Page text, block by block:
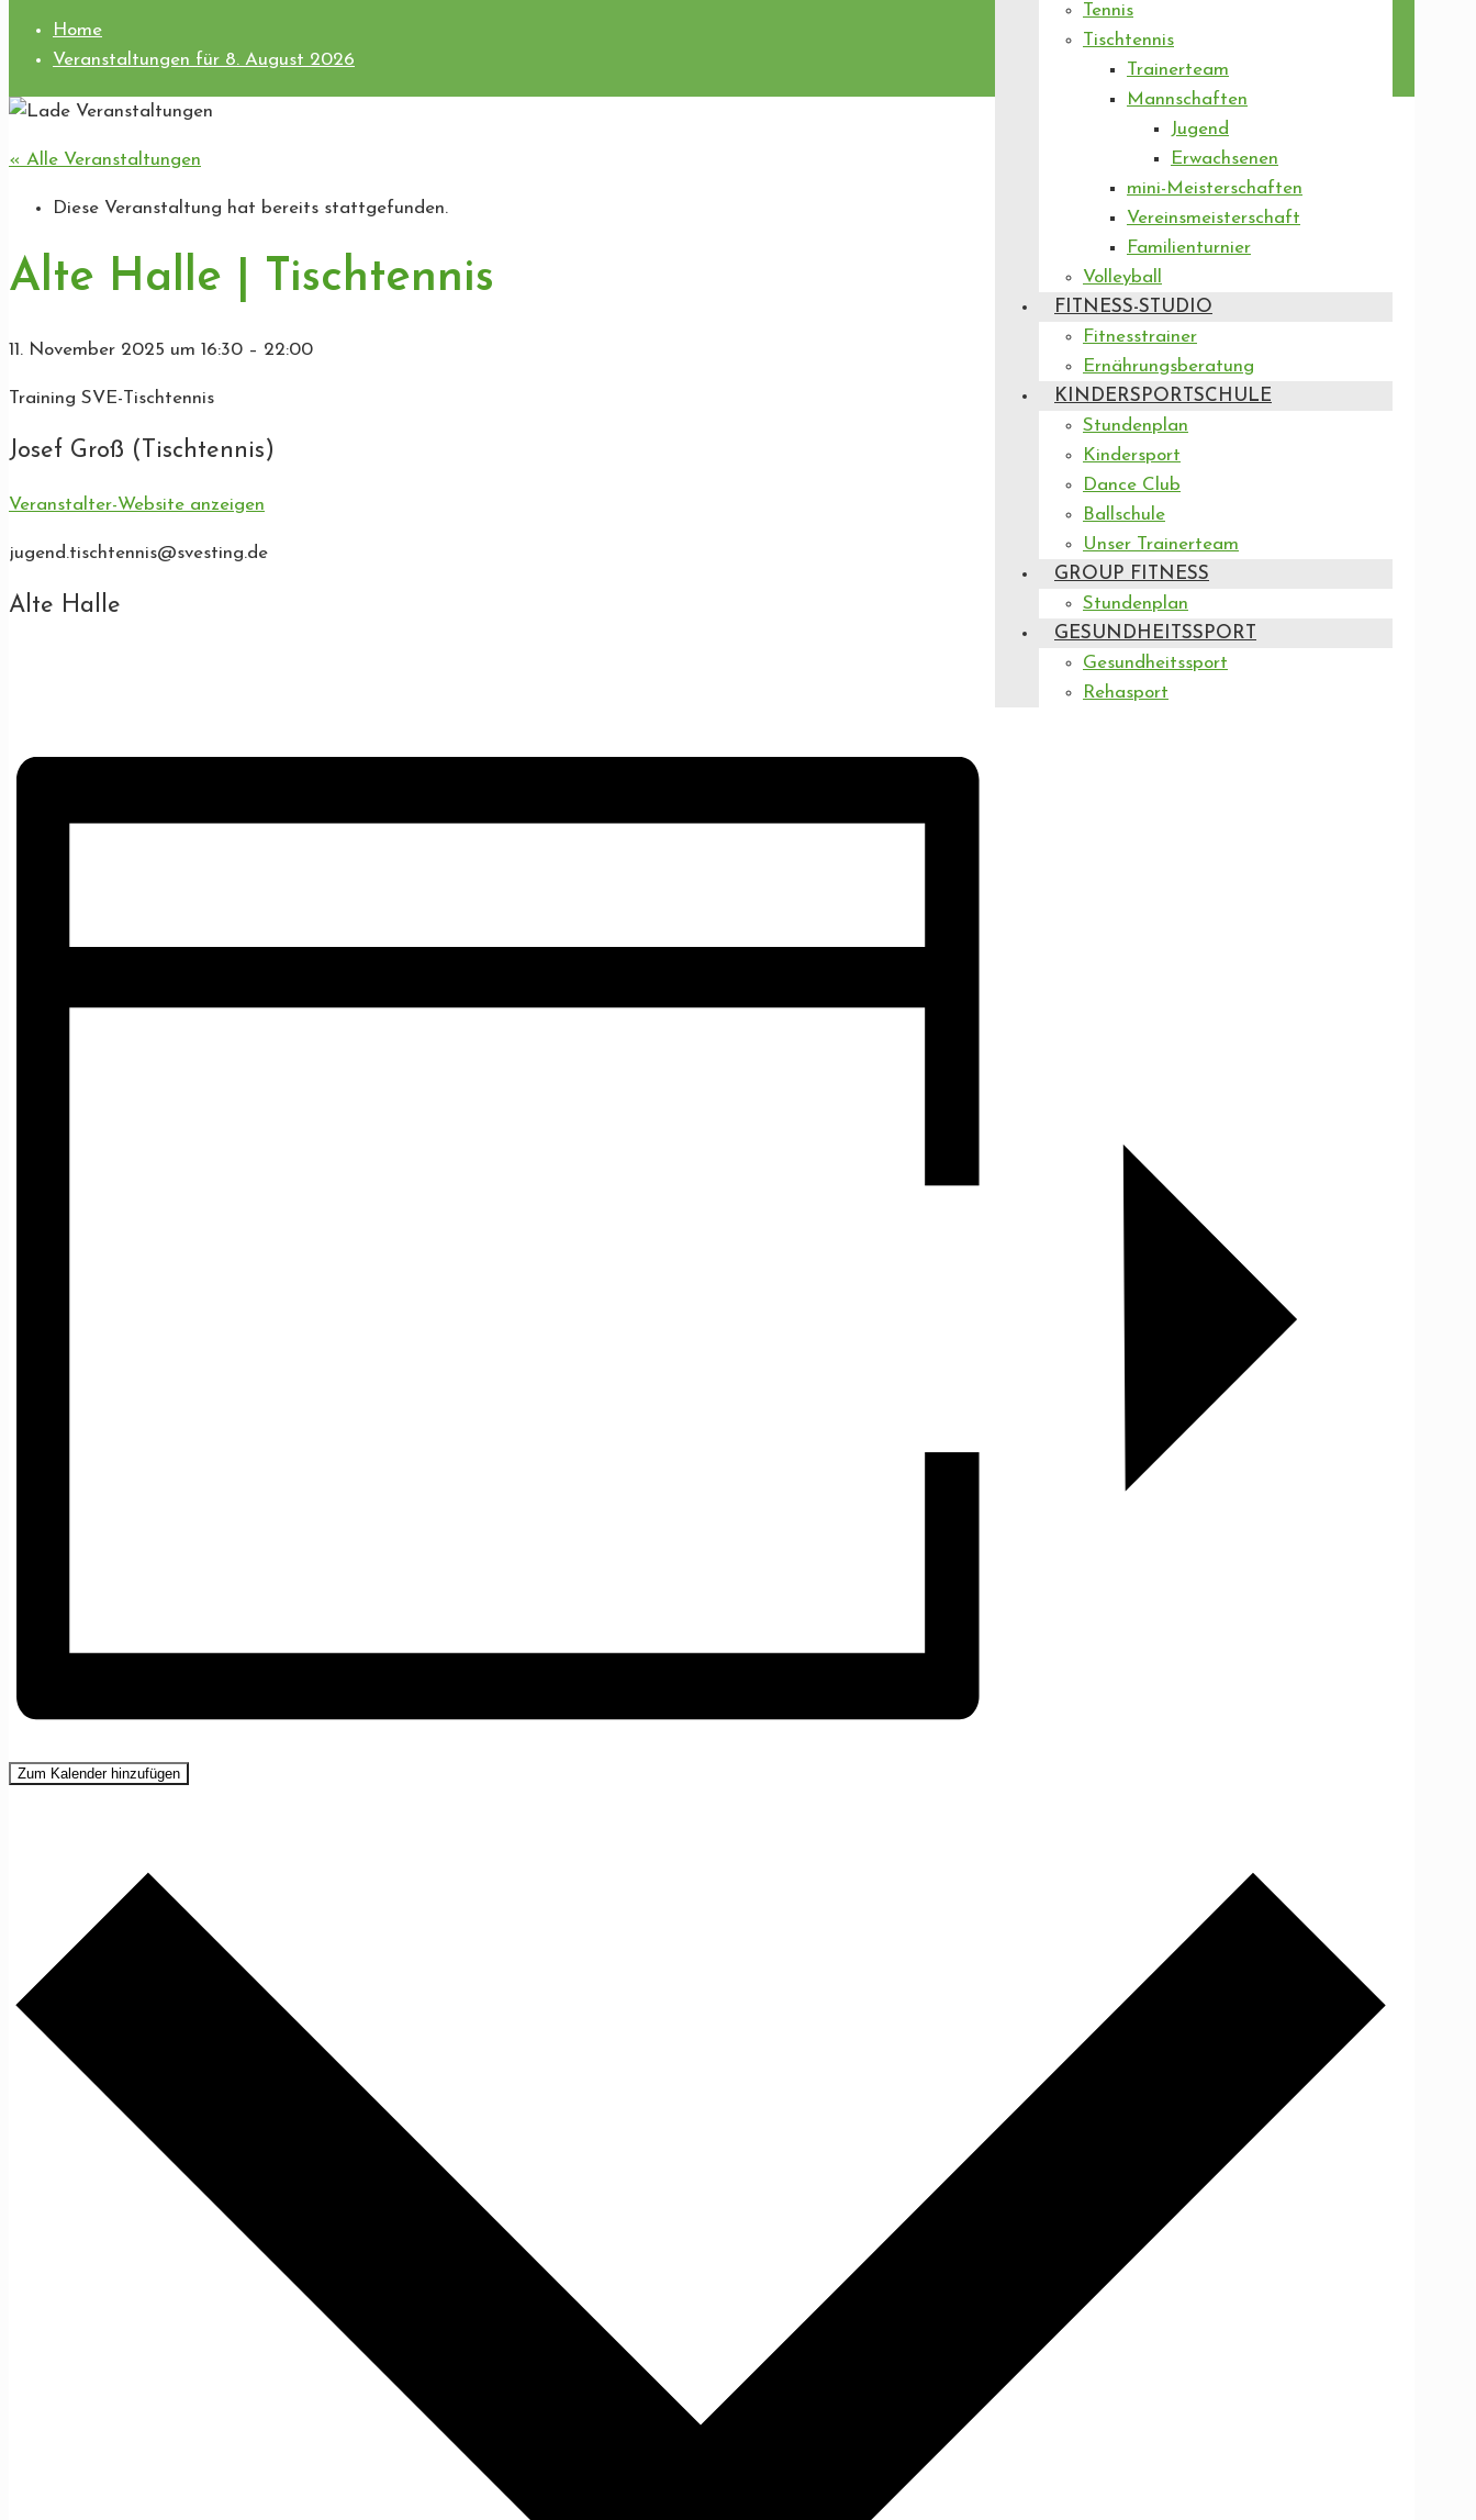
Tennis
Tischtennis
Trainerteam
Mannschaften
Jugend
Erwachsenen
mini-Meisterschaften
Vereinsmeisterschaft
Familienturnier
Volleyball
FITNESS-STUDIO
Fitnesstrainer
Ernährungsberatung
KINDERSPORTSCHULE
Stundenplan
Kindersport
Dance Club
Ballschule
Unser Trainerteam
GROUP FITNESS
Stundenplan
GESUNDHEITSSPORT
Gesundheitssport
Rehasport
Home
Veranstaltungen für 8. August 2026
« Alle Veranstaltungen
Diese Veranstaltung hat bereits stattgefunden.
Alte Halle | Tischtennis
11. November 2025 um 16:30 – 22:00
Training SVE-Tischtennis
Josef Groß (Tischtennis)
Veranstalter-Website anzeigen
jugend.tischtennis@svesting.de
Alte Halle
Zum Kalender hinzufügen